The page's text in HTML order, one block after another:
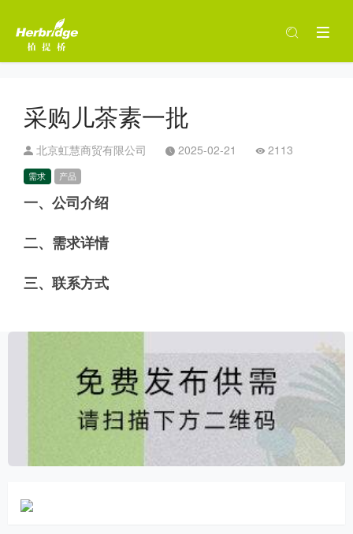
采购儿茶素一批
北京虹慧商贸有限公司 2025-02-21 2113
需求 产品
一、公司介绍
二、需求详情
三、联系方式